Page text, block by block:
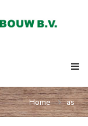
Home as